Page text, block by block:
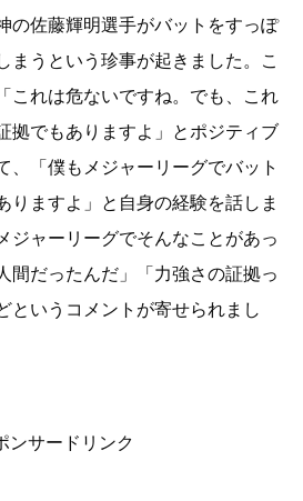
の佐藤輝明選手がバットをすっぽ
まうという珍事が起きました。こ
これは危ないですね。でも、これ
拠でもありますよ」とポジティブ
、「僕もメジャーリーグでバット
りますよ」と自身の経験を話しま
ジャーリーグでそんなことがあっ
間だったんだ」「力強さの証拠っ
というコメントが寄せられまし
ンサードリンク